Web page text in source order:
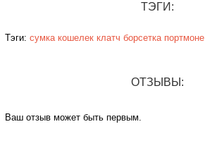
ТЭГИ:
Тэги: сумка кошелек клатч борсетка портмоне
ОТЗЫВЫ:
Ваш отзыв может быть первым.